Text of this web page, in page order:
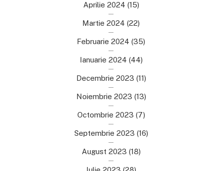
Aprilie 2024 (15)
Martie 2024 (22)
Februarie 2024 (35)
Ianuarie 2024 (44)
Decembrie 2023 (11)
Noiembrie 2023 (13)
Octombrie 2023 (7)
Septembrie 2023 (16)
August 2023 (18)